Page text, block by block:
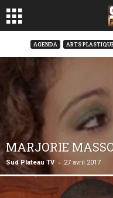
AGENDA ARTS
MARJORIE
Sud Plateau TV - 27 avril 2017